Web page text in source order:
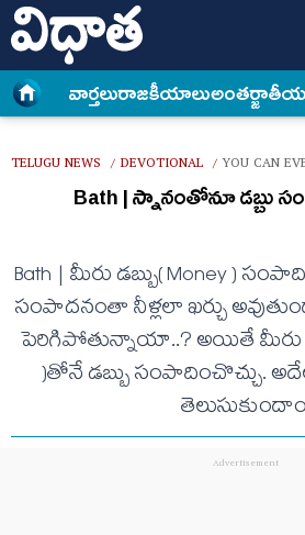
వార్త‌లురాజకీయాలు
TELUGU NEWS / DEVOTIONAL / YOU CAN
Bath | స్నానంతోనూ డ‌బ్బు
Bath | మీరు డ‌బ్బు( Money )
సంపాద‌నంతా నీళ్ల‌లా ఖ‌ర్చు
పెరిగిపోతున్నాయా..? అయితే మీరు
)తోనే డ‌బ్బు సంపాదించొచ్చు.